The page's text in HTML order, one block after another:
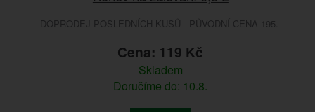
DOPRODEJ POSLEDNÍCH KUSŮ - PŮVODNÍ CENA 195.-
Cena: 119 Kč
Skladem
Doručíme do: 10.8.